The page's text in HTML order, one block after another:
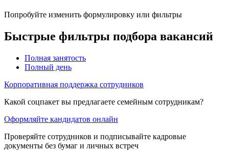
Попробуйте изменить формулировку или фильтры
Быстрые фильтры подбора вакансий
Полная занятость
Полный день
Корпоративная поддержка сотрудников
Какой соцпакет вы предлагаете семейным сотрудникам?
Оформляйте кандидатов онлайн
Проверяйте сотрудников и подписывайте кадровые
документы без бумаг и личных встреч